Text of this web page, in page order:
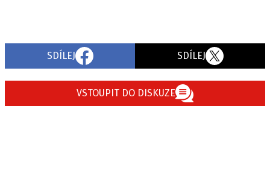
SDÍLEJ SDÍLEJ
VSTOUPIT DO DISKUZE